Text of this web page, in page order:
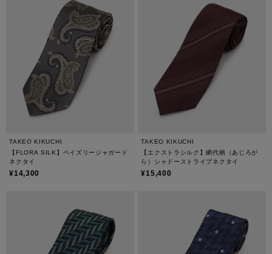
TAKEO KIKUCHI
【FLORA SILK】ペイズリージャガード
ネクタイ
¥14,300
TAKEO KIKUCHI
【エクストラシルク】網代柄（あじろが
ら）シャドーストライプネクタイ
¥15,400